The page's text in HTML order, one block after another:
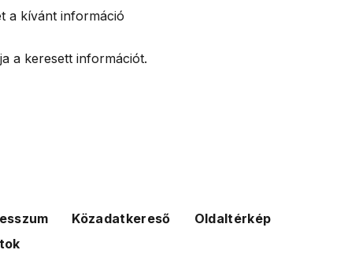
a kívánt információ
a keresett információt.
Közadatkereső
Oldaltérkép